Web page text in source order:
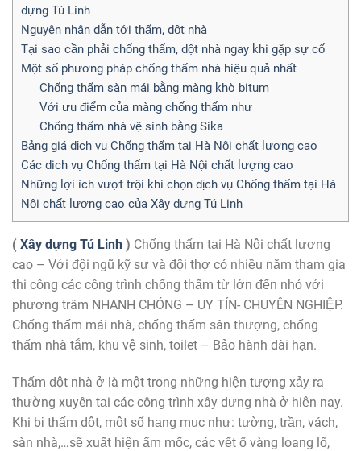
dựng Tú Linh
Nguyên nhân dẫn tới thấm, dột nhà
Tại sao cần phải chống thấm, dột nhà ngay khi gặp sự cố
Một số phương pháp chống thấm nhà hiệu quả nhất
Chống thấm sàn mái bằng màng khò bitum
Với ưu điểm của màng chống thấm như
Chống thấm nhà vệ sinh bằng Sika
Bảng giá dịch vụ Chống thấm tại Hà Nội chất lượng cao
Các dich vụ Chống thấm tại Hà Nội chất lượng cao
Những lợi ích vượt trội khi chọn dịch vụ Chống thấm tại Hà
Nội chất lượng cao của Xây dựng Tú Linh
( Xây dựng Tú Linh ) Chống thấm tại Hà Nội chất lượng
cao – Với đội ngũ kỹ sư và đội thợ có nhiều năm tham gia
thi công các công trình chống thấm từ lớn đến nhỏ với
phương trâm NHANH CHÓNG – UY TÍN- CHUYÊN NGHIỆP.
Chống thấm mái nhà, chống thấm sân thượng, chống
thấm nhà tắm, khu vệ sinh, toilet – Bảo hành dài hạn.
Thấm dột nhà ở là một trong những hiện tượng xảy ra
thường xuyên tại các công trình xây dựng nhà ở hiện nay.
Khi bị thấm dột, một số hạng mục như: tường, trần, vách,
sàn nhà,…sẽ xuất hiện ẩm mốc, các vết ố vàng loang lổ,